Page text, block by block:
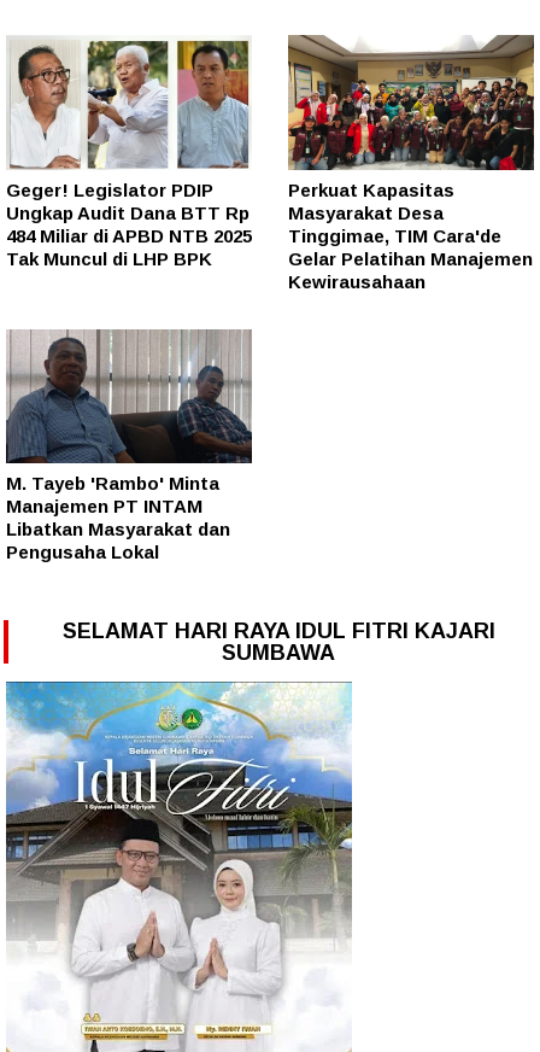
Geger! Legislator PDIP
Ungkap Audit Dana BTT Rp
484 Miliar di APBD NTB 2025
Tak Muncul di LHP BPK
Perkuat Kapasitas
Masyarakat Desa
Tinggimae, TIM Cara'de
Gelar Pelatihan Manajemen
Kewirausahaan
M. Tayeb 'Rambo' Minta
Manajemen PT INTAM
Libatkan Masyarakat dan
Pengusaha Lokal
SELAMAT HARI RAYA IDUL FITRI KAJARI
SUMBAWA